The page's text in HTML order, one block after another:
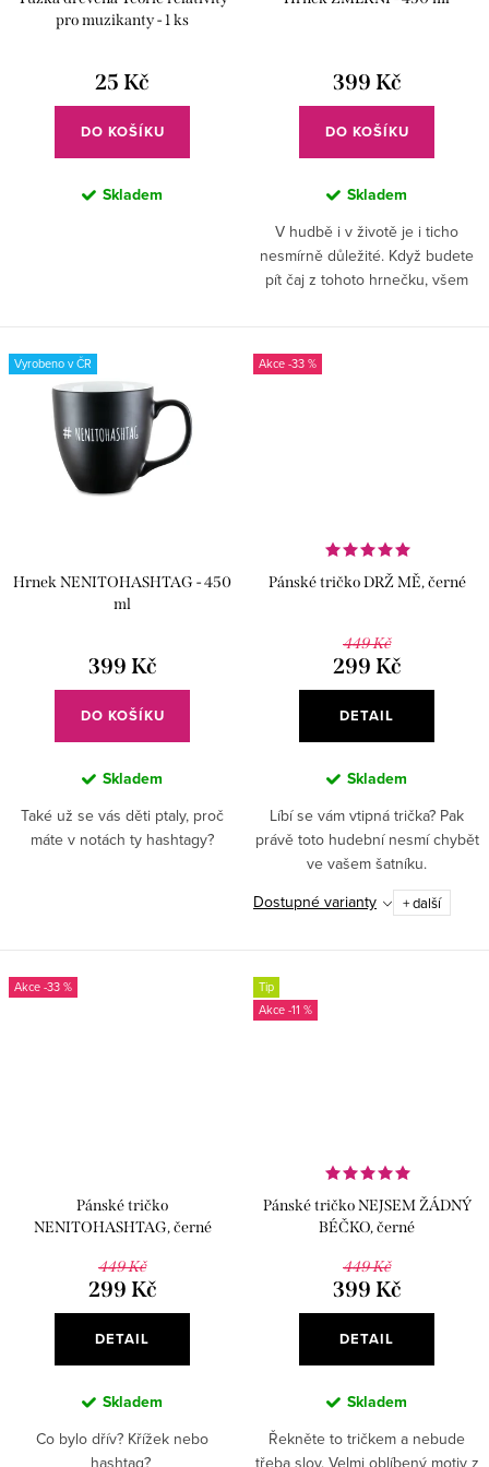
o
pro muzikanty - 1 ks
25 Kč
DO KOŠÍKU
Skladem
399 Kč
DO KOŠÍKU
Skladem
V hudbě i v životě je i ticho
nesmírně důležité. Když budete
pít čaj z tohoto hrnečku, všem
Vyrobeno v ČR
Hrnek NENITOHASHTAG - 450
ml
399 Kč
DO KOŠÍKU
Skladem
Také už se vás děti ptaly, proč
máte v notách ty hashtagy?
-33 %
Pánské tričko DRŽ MĚ, černé
449 Kč
299 Kč
DETAIL
Skladem
Líbí se vám vtipná trička? Pak
právě toto hudební nesmí chybět
ve vašem šatníku.
Dostupné varianty
+ další
-33 %
Pánské tričko
NENITOHASHTAG, černé
449 Kč
299 Kč
DETAIL
Skladem
Co bylo dřív? Křížek nebo
Tip
-11 %
Pánské tričko NEJSEM ŽÁDNÝ
BÉČKO, černé
449 Kč
399 Kč
DETAIL
Skladem
Řekněte to tričkem a nebude